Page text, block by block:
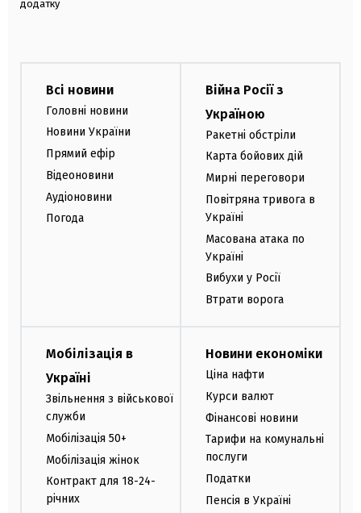
додатку
Всі новини
Головні новини
Новини України
Прямий ефір
Відеоновини
Аудіоновини
Погода
Війна Росії з
Україною
Ракетні обстріли
Карта бойових дій
Мирні переговори
Повітряна тривога в
Україні
Масована атака по
Україні
Вибухи у Росії
Втрати ворога
Мобілізація в
Україні
Звільнення з військової
служби
Мобілізація 50+
Мобілізація жінок
Контракт для 18-24-
річних
Новини економіки
Ціна нафти
Курси валют
Фінансові новини
Тарифи на комунальні
послуги
Податки
Пенсія в Україні